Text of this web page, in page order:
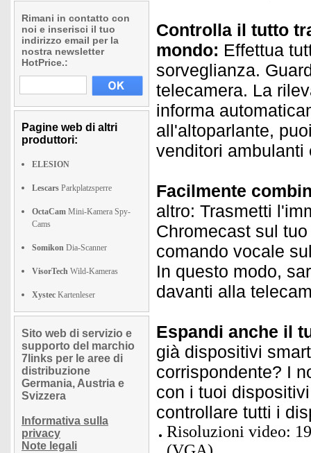
Rimani in contatto con
noi e inserisci il tuo
indirizzo email per la
nostra newsletter
HotPrice.:
Pagine web di altri
produttori:
ELESION
Lescars Parkplatzsperre
OctaCam Mini-Kamera Spy-
Cams
Somikon Dia-Scanner
VisorTech Wild-Kameras
Xystec Kartenleser
Sito web di servizio e
supporto del marchio
7links per le aree di
distribuzione
Germania, Austria e
Svizzera
Informativa sulla
privacy
Note legali
Controlla il tutto
mondo: Effettua
sorveglianza.
telecamera. La
informa
all'altoparlante,
venditori
Facilmente
altro: Trasmetti
Chromecast sul
comando vocale
In questo modo,
davanti alla
Espandi anche il
già dispositivi
corrispondente? I
con i tuoi
controllare tutti i
Risoluzioni video: